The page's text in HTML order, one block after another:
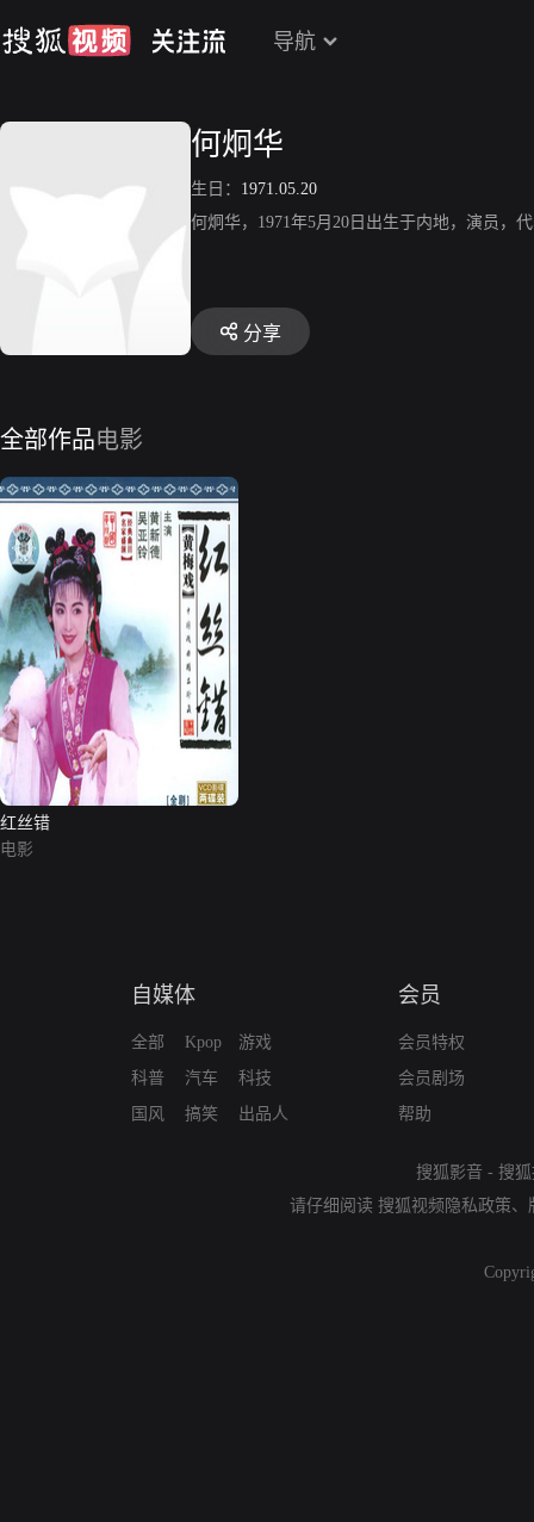
导航
何炯华
生日： 1971.05.20
何炯华，1971年5月20日出生于内地，演员，
分享
全部作品电影
红丝错
电影
自媒体
全部
科普
国风
Kpop
汽车
搞笑
游戏
科技
出品人
会员
会员特权
会员剧场
帮助
搜狐影音 - 搜
请仔细阅读 搜狐视频隐私政策、